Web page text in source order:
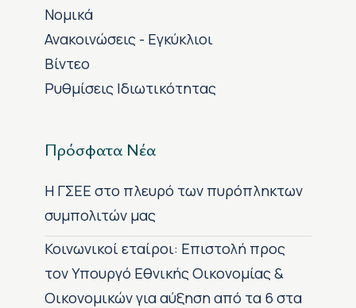
Νομικά
Ανακοινώσεις - Εγκύκλιοι
Βίντεο
Ρυθμίσεις Ιδιωτικότητας
Πρόσφατα Νέα
H ΓΣΕΕ στο πλευρό των πυρόπληκτων
συμπολιτών μας
Κοινωνικοί εταίροι: Επιστολή προς
τον Υπουργό Εθνικής Οικονομίας &
Οικονομικών για αύξηση από τα 6 στα